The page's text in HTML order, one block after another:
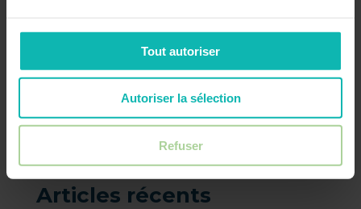
Tout autoriser
Autoriser la sélection
Refuser
entreprises. Selon les chercheurs de Sysdig, elle
pourrait également changer la manière dont les
« Entrées précédentes
Articles récents